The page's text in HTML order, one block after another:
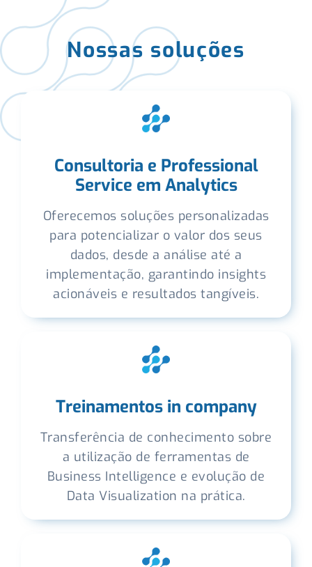
Nossas soluções
Consultoria e Professional
Service em Analytics
Oferecemos soluções personalizadas
para potencializar o valor dos seus
dados, desde a análise até a
implementação, garantindo insights
acionáveis e resultados tangíveis.
Treinamentos in company
Transferência de conhecimento sobre
a utilização de ferramentas de
Business Intelligence e evolução de
Data Visualization na prática.